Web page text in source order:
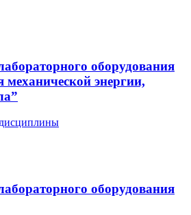
оборудования
механической энергии,
оборудования